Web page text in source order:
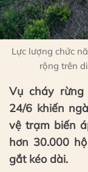
Lực lượng chức
rộng trên
Vụ cháy
24/6 khiến
vệ trạm biến
hơn 30.000
gắt kéo dài.